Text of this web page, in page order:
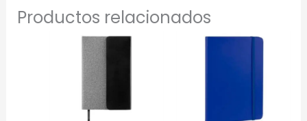
Productos relacionados